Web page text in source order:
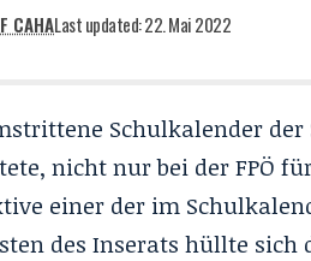
CAHALast updated: 22. Mai 2022
Schulkalender der
nicht nur bei der FPÖ
einer der im
des Inserats hüllte